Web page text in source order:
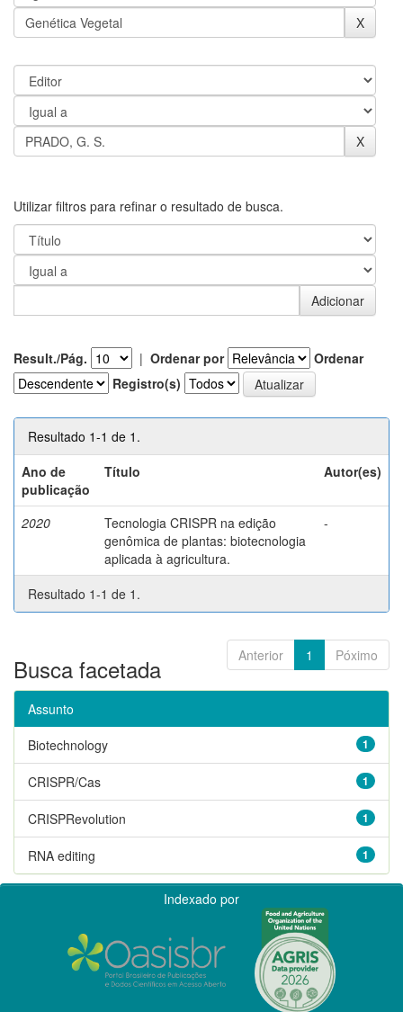
Utilizar filtros para refinar o resultado de busca.
Result./Pág. | Ordenar por
Ordenar
Registro(s)
Resultado 1-1 de 1.
Ano de
publicação
Título Autor(es)
2020
Tecnologia CRISPR na edição
genômica de plantas: biotecnologia
aplicada à agricultura.
-
Resultado 1-1 de 1.
Anterior 1 Póximo
Busca facetada
Assunto
1
Biotechnology
1
CRISPR/Cas
1
CRISPRevolution
1
RNA editing
Indexado por